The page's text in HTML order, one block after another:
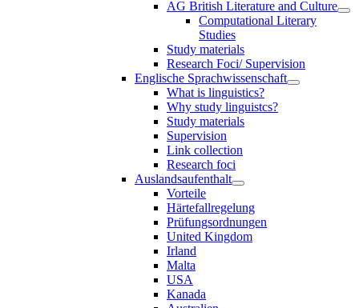
AG British Literature and Culture
Computational Literary
Studies
Study materials
Research Foci/ Supervision
Englische Sprachwissenschaft
What is linguistics?
Why study linguistcs?
Study materials
Supervision
Link collection
Research foci
Auslandsaufenthalt
Vorteile
Härtefallregelung
Prüfungsordnungen
United Kingdom
Irland
Malta
USA
Kanada